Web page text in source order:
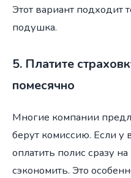
Этот вариант подходит
подушка.
5. Платите
помесячно
Многие компании
берут комиссию. Если у
оплатить полис сразу
сэкономить. Это